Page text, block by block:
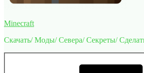
Minecraft
Скачать/ Моды/ Севера/ Секреты/